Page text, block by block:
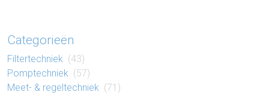
Categorieën
Filter​techniek (43)
Pomp​techniek (57)
Meet- & regel​techniek (71)